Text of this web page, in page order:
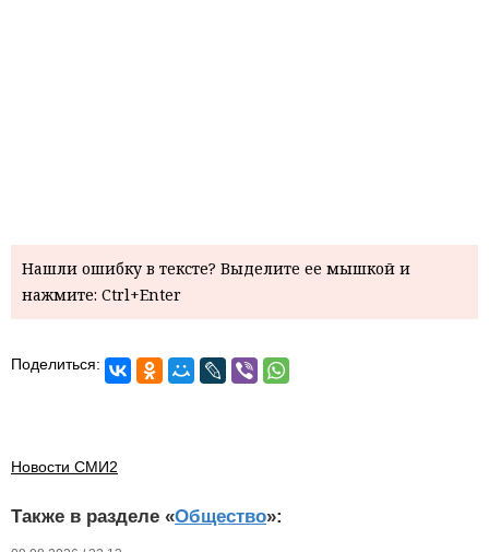
Нашли ошибку в тексте? Выделите ее мышкой и
нажмите: Ctrl+Enter
Поделиться:
Новости СМИ2
Также в разделе «Общество»: